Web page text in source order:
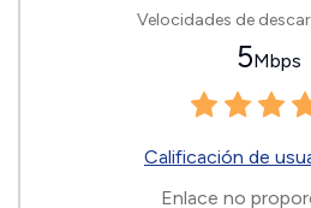
Velocidades de
5Mbps
Calificación de
Enlace no